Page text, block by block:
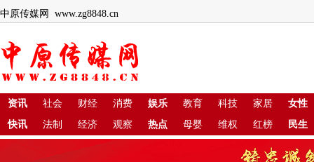
中原传媒网 www.zg8848.cn
资讯 社会 财经 消费 娱乐 教育 科技 家居
女性
快讯
法制 经济 观察 热点 母婴 维权 红榜 民生